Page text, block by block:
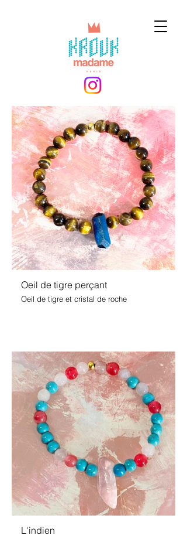
Oeil de tigre perçant
Oeil de tigre et cristal de roche
L'indien